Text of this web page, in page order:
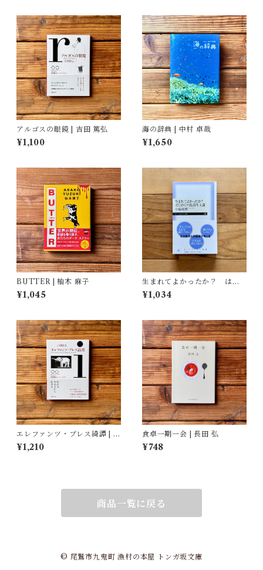
アルゴスの眼鏡 | 吉田 篤弘
¥1,100
海の辞典 | 中村 卓哉
¥1,650
BUTTER | 柚木 麻子
¥1,045
生まれてよかったか？ はじ
めての反出生主義 | 小島 和男
¥1,034
エレファンツ・ブレス綺譚 | 吉
田 篤弘
¥1,210
食卓一期一会 | 長田 弘
¥748
商品一覧に戻る
© 尾鷲市九鬼町 漁村の本屋 トンガ坂文庫